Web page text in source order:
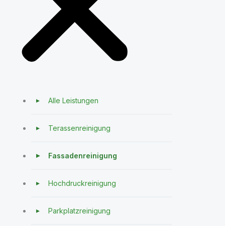
Alle Leistungen
Terassenreinigung
Fassadenreinigung
Hochdruckreinigung
Parkplatzreinigung